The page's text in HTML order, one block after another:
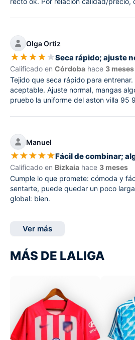
Olga Ortiz
★★★★★Seca rápido; ajuste
Calificado en Córdoba hace 3 meses
Tejido que seca rápido para
aceptable. Ajuste normal, mangas
pruebo la uniforme del aston villa 95
Manuel
★★★★★Fácil de combinar;
Calificado en Bizkaia hace 3 meses
Cumple lo que promete: cómoda y
sentarte, puede quedar un poco
global: bien.
Ver más
MÁS DE LALIGA